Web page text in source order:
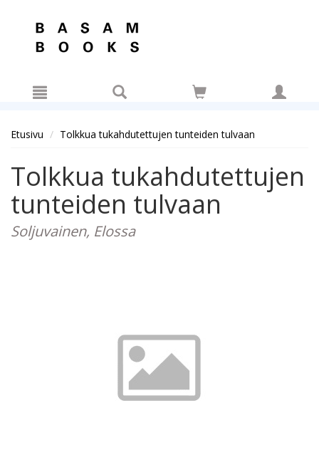
Etusivu Tolkkua tukahdutettujen tunteiden tulvaan
Tolkkua tukahdutettujen
tunteiden tulvaan
Soljuvainen, Elossa